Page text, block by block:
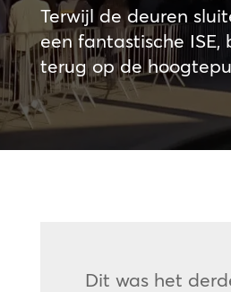
Terwijl de deuren
een fantastische ISE,
terug op de
Dit was het